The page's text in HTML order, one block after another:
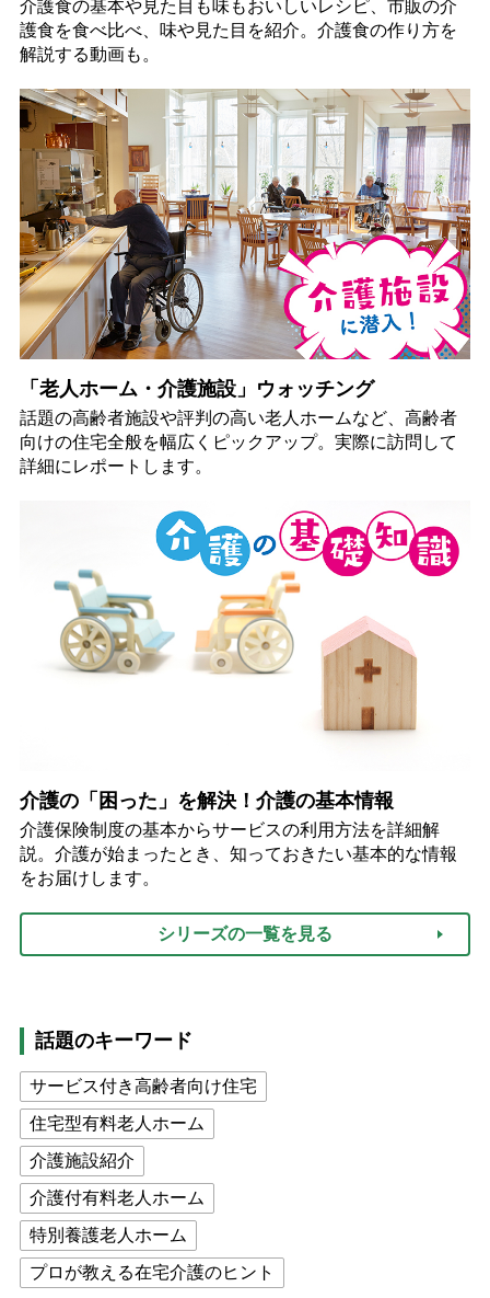
介護食の基本や見た目も味もおいしいレシピ、市販の介
護食を食べ比べ、味や見た目を紹介。介護食の作り方を
解説する動画も。
「老人ホーム・介護施設」ウォッチング
話題の高齢者施設や評判の高い老人ホームなど、高齢者
向けの住宅全般を幅広くピックアップ。実際に訪問して
詳細にレポートします。
介護の「困った」を解決！介護の基本情報
介護保険制度の基本からサービスの利用方法を詳細解
説。介護が始まったとき、知っておきたい基本的な情報
をお届けします。
シリーズの一覧を見る
話題のキーワード
サービス付き高齢者向け住宅
住宅型有料老人ホーム
介護施設紹介
介護付有料老人ホーム
特別養護老人ホーム
プロが教える在宅介護のヒント